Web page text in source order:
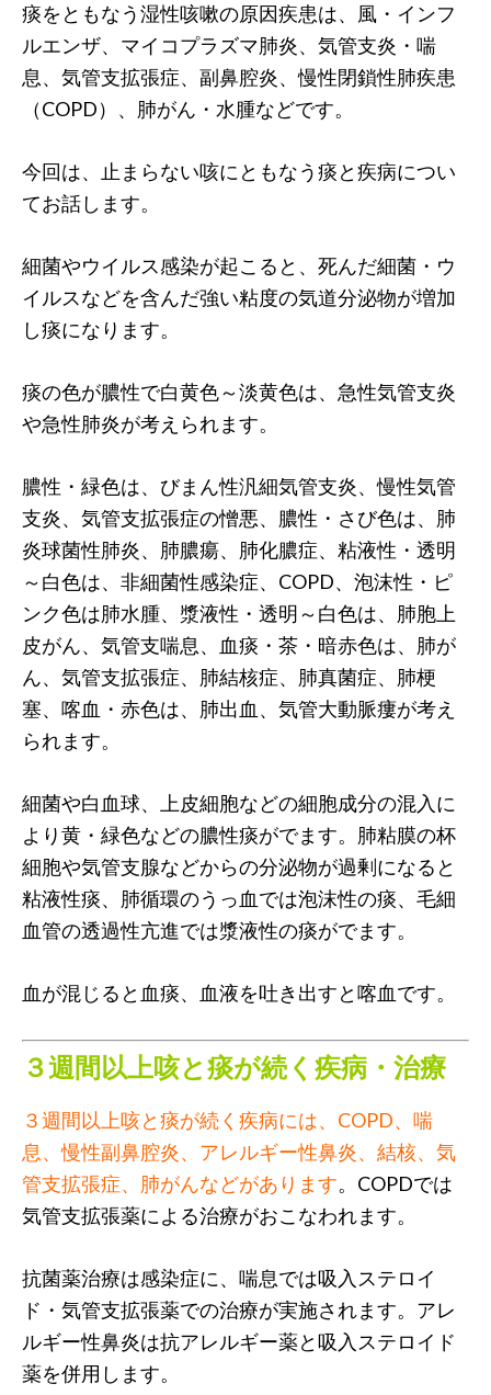
痰をともなう湿性咳嗽の原因疾患は、風・インフ
ルエンザ、マイコプラズマ肺炎、気管支炎・喘
息、気管支拡張症、副鼻腔炎、慢性閉鎖性肺疾患
（COPD）、肺がん・水腫などです。
今回は、止まらない咳にともなう痰と疾病につい
てお話します。
細菌やウイルス感染が起こると、死んだ細菌・ウ
イルスなどを含んだ強い粘度の気道分泌物が増加
し痰になります。
痰の色が膿性で白黄色～淡黄色は、急性気管支炎
や急性肺炎が考えられます。
膿性・緑色は、びまん性汎細気管支炎、慢性気管
支炎、気管支拡張症の憎悪、膿性・さび色は、肺
炎球菌性肺炎、肺膿瘍、肺化膿症、粘液性・透明
～白色は、非細菌性感染症、COPD、泡沫性・ピ
ンク色は肺水腫、漿液性・透明～白色は、肺胞上
皮がん、気管支喘息、血痰・茶・暗赤色は、肺が
ん、気管支拡張症、肺結核症、肺真菌症、肺梗
塞、喀血・赤色は、肺出血、気管大動脈瘻が考え
られます。
細菌や白血球、上皮細胞などの細胞成分の混入に
より黄・緑色などの膿性痰がでます。肺粘膜の杯
細胞や気管支腺などからの分泌物が過剰になると
粘液性痰、肺循環のうっ血では泡沫性の痰、毛細
血管の透過性亢進では漿液性の痰がでます。
血が混じると血痰、血液を吐き出すと喀血です。
３週間以上咳と痰が続く疾病・治療
３週間以上咳と痰が続く疾病には、COPD、喘
息、慢性副鼻腔炎、アレルギー性鼻炎、結核、気
管支拡張症、肺がんなどがあります。COPDでは
気管支拡張薬による治療がおこなわれます。
抗菌薬治療は感染症に、喘息では吸入ステロイ
ド・気管支拡張薬での治療が実施されます。アレ
ルギー性鼻炎は抗アレルギー薬と吸入ステロイド
薬を併用します。